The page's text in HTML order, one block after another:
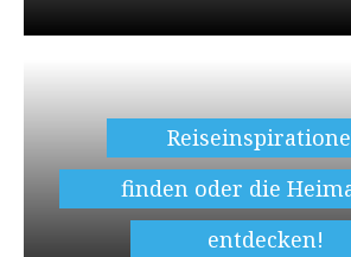
finden oder die
entdecken!